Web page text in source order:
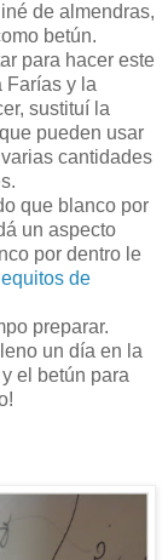
de almendras,
betún.
para hacer este
Farías y la
sustituí la
pueden usar
cantidades
que blanco por
un aspecto
por dentro le
de
preparar.
un día en la
el betún para